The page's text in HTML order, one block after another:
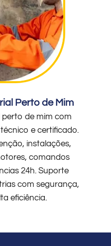
Perto de Mim
perto de mim com
e certificado.
instalações,
comandos
24h. Suporte
com segurança,
eficiência.